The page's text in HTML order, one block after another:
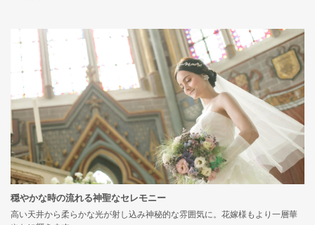
穏やかな時の流れる神聖なセレモニー
高い天井から柔らかな光が射し込み神秘的な雰囲気に。花嫁様もより一層華